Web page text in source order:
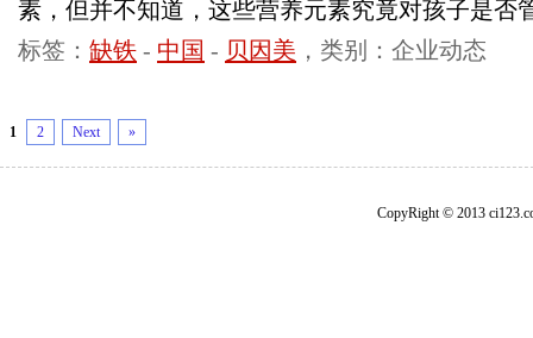
素，但并不知道，这些营养元素究竟对孩子是否
标签： 缺铁 - 中国 - 贝因美 ，类别：企业动态
1 2 Next »
CopyRight © 2013